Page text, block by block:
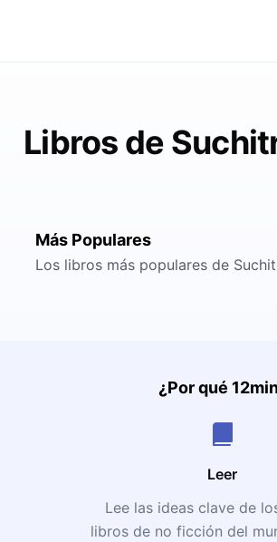
Libros de
Más Populares
Los libros más populares de
¿Por qué
Leer
Lee las ideas clave de
libros de no ficción del